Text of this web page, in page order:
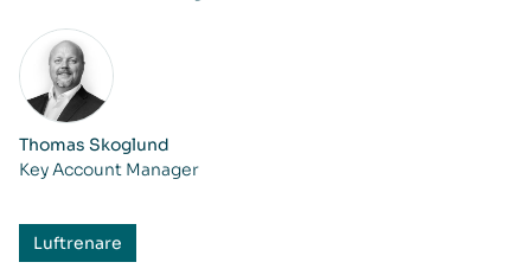
Thomas Skoglund
Key Account Manager
Luftrenare